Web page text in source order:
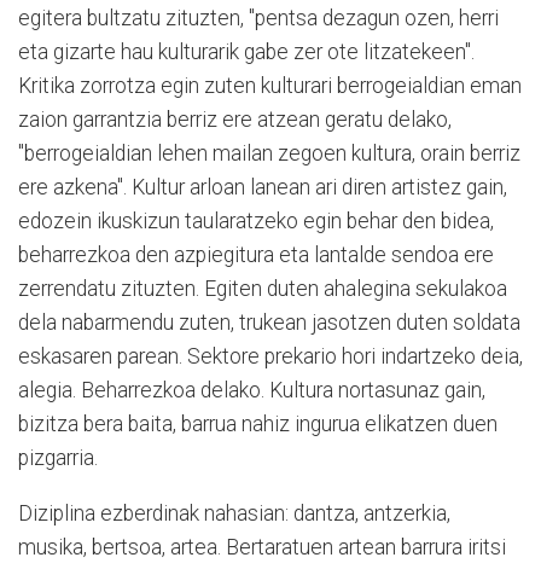
egitera bultzatu zituzten, "pentsa dezagun ozen, herri
eta gizarte hau kulturarik gabe zer ote litzatekeen".
Kritika zorrotza egin zuten kulturari berrogeialdian eman
zaion garrantzia berriz ere atzean geratu delako,
"berrogeialdian lehen mailan zegoen kultura, orain berriz
ere azkena". Kultur arloan lanean ari diren artistez gain,
edozein ikuskizun taularatzeko egin behar den bidea,
beharrezkoa den azpiegitura eta lantalde sendoa ere
zerrendatu zituzten. Egiten duten ahalegina sekulakoa
dela nabarmendu zuten, trukean jasotzen duten soldata
eskasaren parean. Sektore prekario hori indartzeko deia,
alegia. Beharrezkoa delako. Kultura nortasunaz gain,
bizitza bera baita, barrua nahiz ingurua elikatzen duen
pizgarria.
Diziplina ezberdinak nahasian: dantza, antzerkia,
musika, bertsoa, artea. Bertaratuen artean barrura iritsi